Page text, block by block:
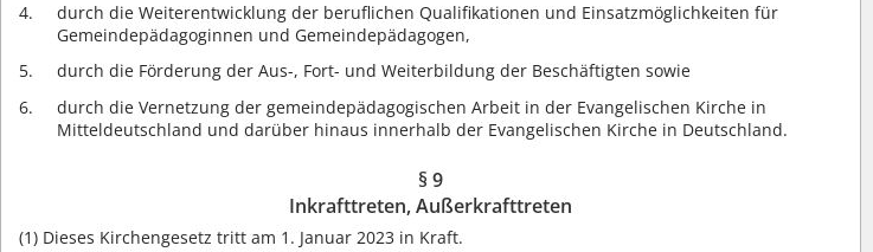
durch die Weiterentwicklung der beruflichen Qualifikationen und Einsatzmöglichkeiten für
Gemeindepädagoginnen und Gemeindepädagogen,
durch die Förderung der Aus-, Fort- und Weiterbildung der Beschäftigten sowie
durch die Vernetzung der gemeindepädagogischen Arbeit in der Evangelischen Kirche in
Mitteldeutschland und darüber hinaus innerhalb der Evangelischen Kirche in Deutschland.
§ 9
Inkrafttreten, Außerkrafttreten
(1) Dieses Kirchengesetz tritt am 1. Januar 2023 in Kraft.